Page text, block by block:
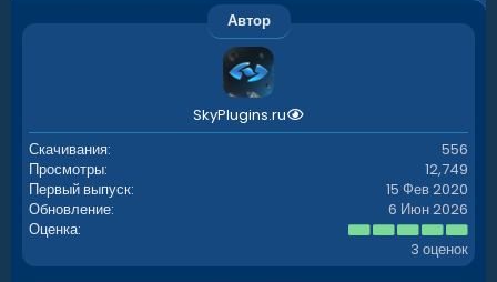
к
Автор
SkyPlugins.ru
Скачивания
556
Просмотры
12,749
Первый выпуск
15 Фев 2020
Обновление
6 Июн 2026
Оценка
5
.
0
3 оценок